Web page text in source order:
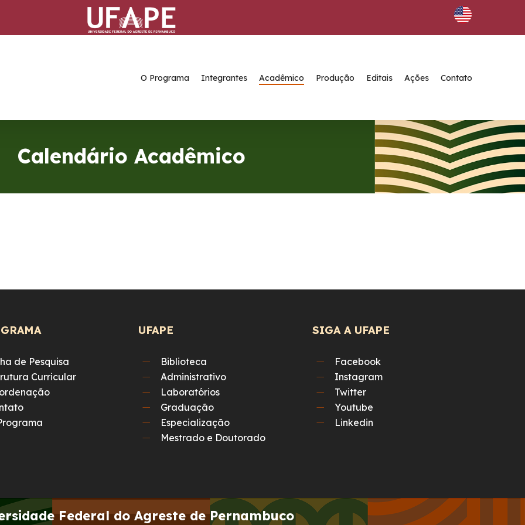
O Programa Integrantes Acadêmico Produção Editais Ações Contato
Calendário Acadêmico
de Pesquisa
Curricular
UFAPE
Biblioteca
Administrativo
Laboratórios
Graduação
Especialização
Mestrado e Doutorado
SIGA A UFAPE
Facebook
Instagram
Twitter
Youtube
Linkedin
Federal do Agreste de Pernambuco